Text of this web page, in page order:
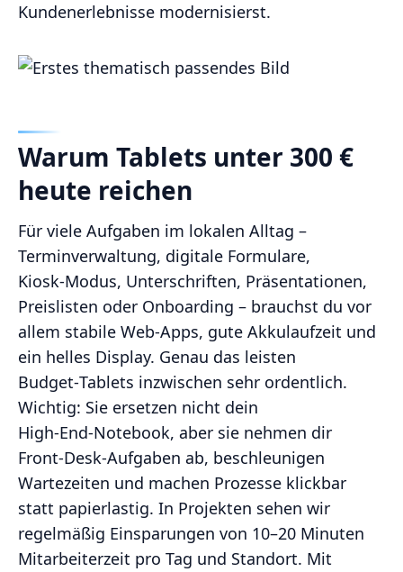
Kundenerlebnisse modernisierst.
Warum Tablets unter 300 €
heute reichen
Für viele Aufgaben im lokalen Alltag –
Terminverwaltung, digitale Formulare,
Kiosk‑Modus, Unterschriften, Präsentationen,
Preislisten oder Onboarding – brauchst du vor
allem stabile Web‑Apps, gute Akkulaufzeit und
ein helles Display. Genau das leisten
Budget‑Tablets inzwischen sehr ordentlich.
Wichtig: Sie ersetzen nicht dein
High‑End‑Notebook, aber sie nehmen dir
Front‑Desk‑Aufgaben ab, beschleunigen
Wartezeiten und machen Prozesse klickbar
statt papierlastig. In Projekten sehen wir
regelmäßig Einsparungen von 10–20 Minuten
Mitarbeiterzeit pro Tag und Standort. Mit